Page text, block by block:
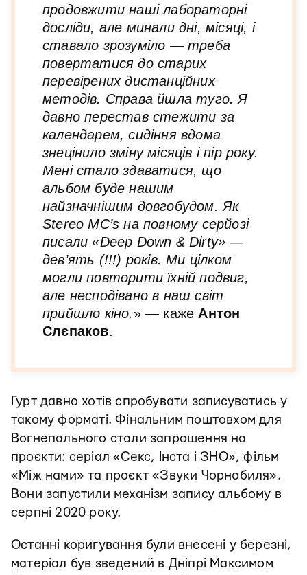
продовжити наші лабораторні
досліди, але минали дні, місяці, і
ставало зрозуміло — треба
повертатися до старих
перевірених дистанційних
методів. Справа йшла туго. Я
давно перестав стежити за
календарем, сидіння вдома
знецінило зміну місяців і пір року.
Мені стало здаватися, що
альбом буде нашим
найзначнішим довгобудом. Як
Stereo MC’s на повному серйозі
писали «Deep Down & Dirty» —
дев’ять (!!!) років. Ми цілком
могли повторити їхній подвиг,
але несподівано в наш світ
прийшло кіно. » — каже Антон
Слєпаков.
Гурт давно хотів спробувати записуватись у
такому форматі. Фінальним поштовхом для
Вогнепального стали запрошення на
проєкти: серіал «Секс, Інста і ЗНО», фільм
«Між нами» та проєкт «Звуки Чорнобиля».
Вони запустили механізм запису альбому в
серпні 2020 року.
Останні коригування були внесені у березні,
матеріал був зведений в Дніпрі Максимом